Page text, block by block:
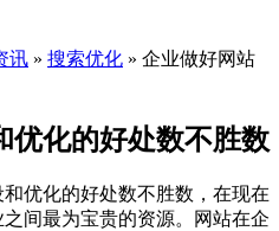
讯 » 搜索优化 » 企业做好网站
优化的好处数不胜数
优化的好处数不胜数，在现在
间最为宝贵的资源。网站在企